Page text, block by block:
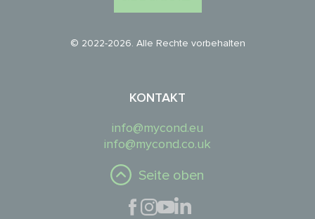
© 2022-2026. Alle Rechte vorbehalten
KONTAKT
info@mycond.eu
info@mycond.co.uk
Seite oben